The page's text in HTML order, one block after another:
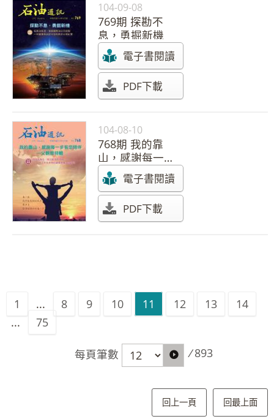
104-09-08
769期 探勘不
息，勇掘新機
電子書閱讀
PDF下載
104-08-10
768期 我的靠
山，感謝每一步
有您陪伴―父親
節特輯電子書閱讀
PDF下載
1 ... 8 9 10 11 12 13
14
...
75
每頁筆數 / 893
回上一頁 回最上面